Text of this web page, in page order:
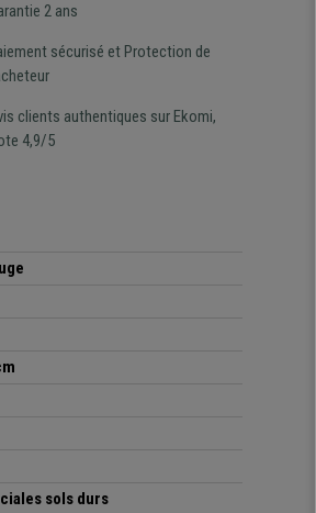
2 ans
sécurisé et Protection de
clients authentiques sur Ekomi,
4,9/5
sols durs